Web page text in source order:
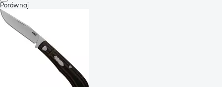
Porównaj